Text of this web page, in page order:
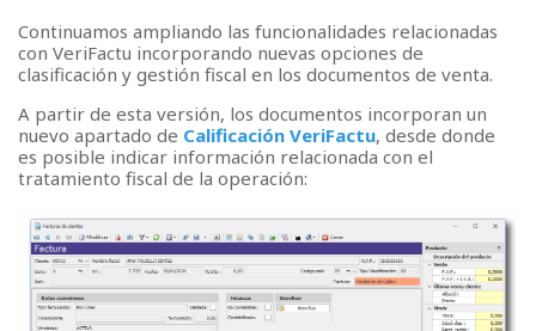
Continuamos ampliando las funcionalidades relacionadas
con VeriFactu incorporando nuevas opciones de
clasificación y gestión fiscal en los documentos de venta.
A partir de esta versión, los documentos incorporan un
nuevo apartado de Calificación VeriFactu, desde donde
es posible indicar información relacionada con el
tratamiento fiscal de la operación: